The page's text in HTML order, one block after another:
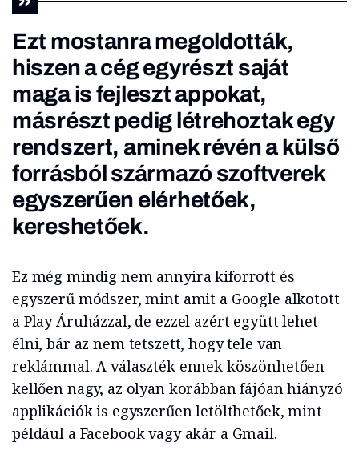
Ezt mostanra megoldották,
hiszen a cég egyrészt saját
maga is fejleszt appokat,
másrészt pedig létrehoztak egy
rendszert, aminek révén a külső
forrásból származó szoftverek
egyszerűen elérhetőek,
kereshetőek.
Ez még mindig nem annyira kiforrott és
egyszerű módszer, mint amit a Google alkotott
a Play Áruházzal, de ezzel azért együtt lehet
élni, bár az nem tetszett, hogy tele van
reklámmal. A választék ennek köszönhetően
kellően nagy, az olyan korábban fájóan hiányzó
applikációk is egyszerűen letölthetőek, mint
például a Facebook vagy akár a Gmail.